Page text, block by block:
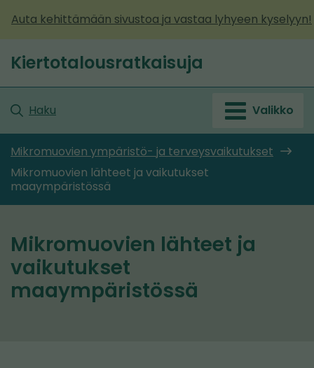
sisältöön
Auta kehittämään sivustoa ja vastaa lyhyeen kyselyyn!
Etusivu
Kiertotalousratkaisuja
Haku Valikko
Mikromuovien ympäristö- ja terveysvaikutukset
Mikromuovien lähteet ja vaikutukset
maaympäristössä
Mikromuovien lähteet ja
vaikutukset
maaympäristössä